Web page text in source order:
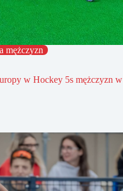
mężczyzn
w Hockey 5s mężczyzn w